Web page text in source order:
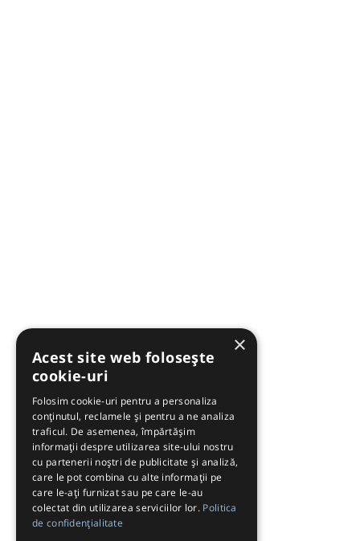
×
Acest site web folosește
cookie-uri
Folosim cookie-uri pentru a personaliza
conținutul, reclamele și pentru a ne analiza
traficul. De asemenea, împărtășim
informații despre utilizarea site-ului nostru
cu partenerii noștri de publicitate și analiză,
care le pot combina cu alte informații pe
care le-ați furnizat sau pe care le-au
colectat din utilizarea serviciilor lor. Politica
de confidențialitate